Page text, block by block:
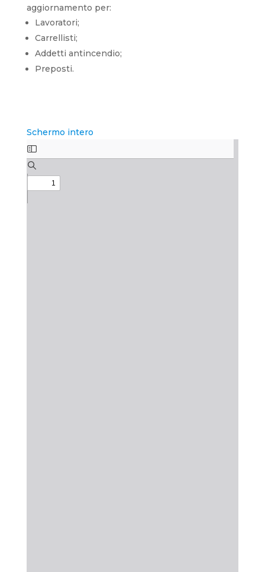
aggiornamento per:
Lavoratori;
Carrellisti;
Addetti antincendio;
Preposti.
Schermo intero
Skip
to
PDF
content